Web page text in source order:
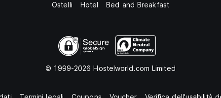
Ostelli Hotel Bed and Breakfast
© 1999-2026 Hostelworld.com Limited